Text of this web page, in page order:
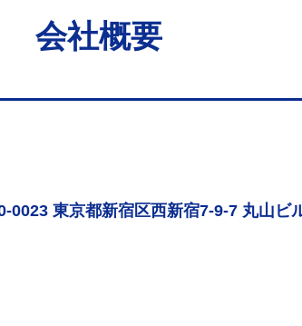
会社概要
0023 東京都新宿区西新宿7-9-7 丸山ビ